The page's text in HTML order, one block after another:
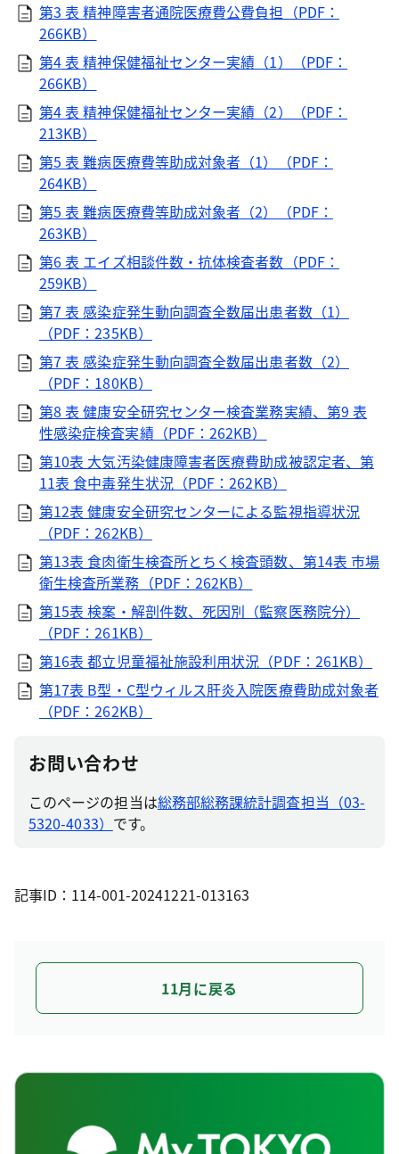
第3 表 精神障害者通院医療費公費負担（PDF：
266KB）
第4 表 精神保健福祉センター実績（1）（PDF：
266KB）
第4 表 精神保健福祉センター実績（2）（PDF：
213KB）
第5 表 難病医療費等助成対象者（1）（PDF：
264KB）
第5 表 難病医療費等助成対象者（2）（PDF：
263KB）
第6 表 エイズ相談件数・抗体検査者数（PDF：
259KB）
第7 表 感染症発生動向調査全数届出患者数（1）
（PDF：235KB）
第7 表 感染症発生動向調査全数届出患者数（2）
（PDF：180KB）
第8 表 健康安全研究センター検査業務実績、第9 表
性感染症検査実績（PDF：262KB）
第10表 大気汚染健康障害者医療費助成被認定者、第
11表 食中毒発生状況（PDF：262KB）
第12表 健康安全研究センターによる監視指導状況
（PDF：262KB）
第13表 食肉衛生検査所とちく検査頭数、第14表 市場
衛生検査所業務（PDF：262KB）
第15表 検案・解剖件数、死因別（監察医務院分）
（PDF：261KB）
第16表 都立児童福祉施設利用状況（PDF：261KB）
第17表 B型・C型ウィルス肝炎入院医療費助成対象者
（PDF：262KB）
お問い合わせ
このページの担当は総務部総務課統計調査担当（03-
5320-4033） です。
記事ID：114-001-20241221-013163
11月に戻る